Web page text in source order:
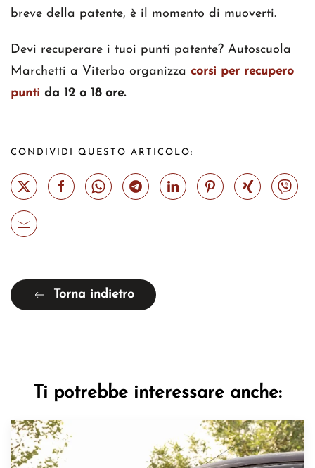
breve della patente, è il momento di muoverti.
Devi recuperare i tuoi punti patente? Autoscuola
Marchetti a Viterbo organizza corsi per recupero
punti da 12 o 18 ore.
CONDIVIDI QUESTO ARTICOLO:
Torna indietro
Ti potrebbe interessare anche: